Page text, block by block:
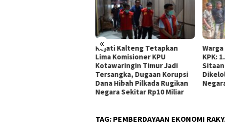
«
Kejati Kalteng Tetapkan
Lima Komisioner KPU
Kotawaringin Timur Jadi
Tersangka, Dugaan Korupsi
Dana Hibah Pilkada Rugikan
Negara Sekitar Rp10 Miliar
Warga
KPK:
Sitaan
Dikelola
Negara
TAG: PEMBERDAYAAN EKONOMI